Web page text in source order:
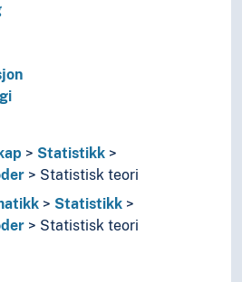
Statistikk
Statistisk teori
Statistikk
Statistisk teori